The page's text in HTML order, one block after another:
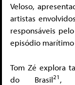
Veloso,
artistas
responsáveis
episódio marítimo
Tom Zé explora
do Brasil21,